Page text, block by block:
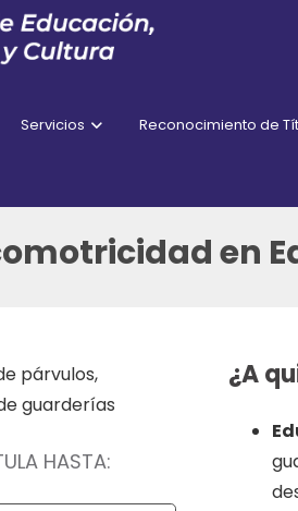
Servicios Reconocimiento de
en
párvulos,
guarderías
HASTA:
¿A